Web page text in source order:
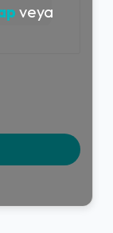
veya